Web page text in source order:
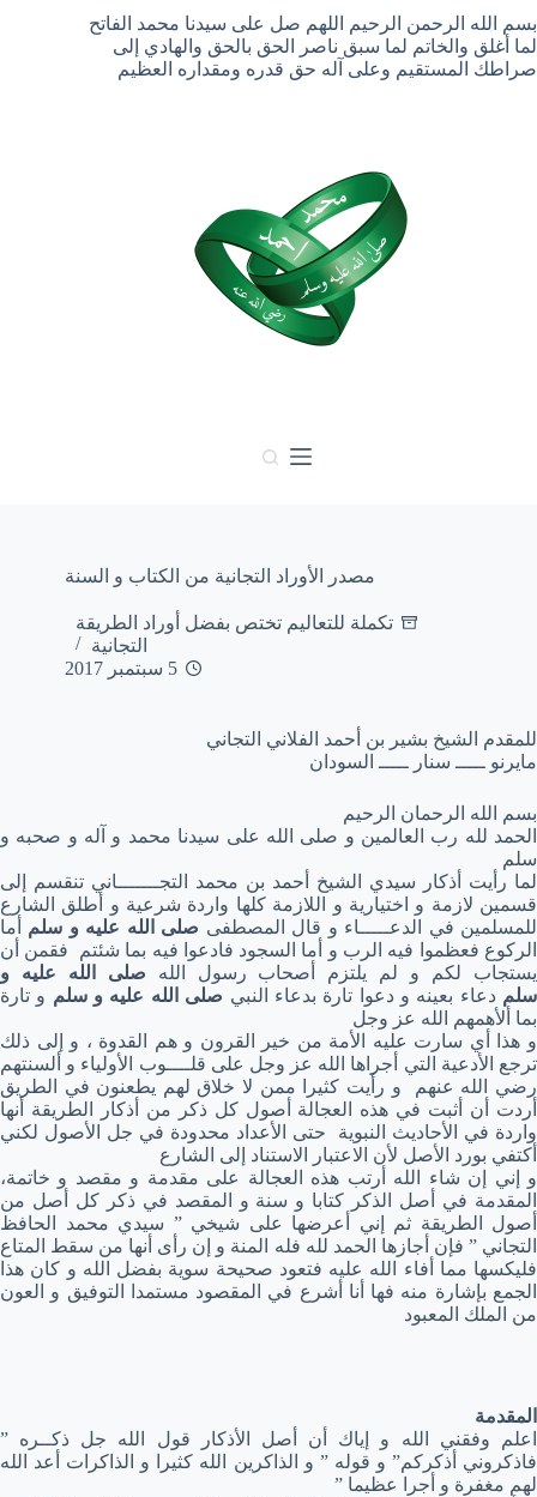
التجاوز
إلى
المحتوى
بسم الله الرحمن الرحيم اللهم صل على سيدنا محمد الفاتح
لما أغلق والخاتم لما سبق ناصر الحق بالحق والهادي إلى
صراطك المستقيم وعلى آله حق قدره ومقداره العظيم
مصدر الأوراد التجانية من الكتاب و السنة
تكملة للتعاليم تختص بفضل أوراد الطريقة
التجانية
5 سبتمبر 2017
للمقدم الشيخ بشير بن أحمد الفلاني التجاني
مايرنو ـــــ سنار ـــــ السودان
بسم الله الرحمان الرحيم
الحمد لله رب العالمين و صلى الله على سيدنا محمد و آله و صحبه و
سلم
لما رأيت أذكار سيدي الشيخ أحمد بن محمد التجـــــــاني تنقسم إلى
قسمين لازمة و اختيارية و اللازمة كلها واردة شرعية و أطلق الشارع
للمسلمين في الدعـــــاء و قال المصطفى صلى الله عليه و سلم أما
الركوع فعظموا فيه الرب و أما السجود فادعوا فيه بما شئتم فقمن أن
يستجاب لكم و لم يلتزم أصحاب رسول الله صلى الله عليه و
سلمدعاء بعينه و دعوا تارة بدعاء النبي صلى الله عليه و سلم و تارة
بما ألأهمهم الله عز وجل
و هذا أي سارت عليه الأمة من خير القرون و هم القدوة ، و إلى ذلك
ترجع الأدعية التي أجراها الله عز وجل على قلــــوب الأولياء و ألسنتهم
رضي الله عنهم و رأيت كثيرا ممن لا خلاق لهم يطعنون في الطريق
أردت أن أثبت في هذه العجالة أصول كل ذكر من أذكار الطريقة أنها
واردة في الأحاديث النبوية حتى الأعداد محدودة في جل الأصول لكني
أكتفي بورد الأصل لأن الاعتبار الاستناد إلى الشارع
و إني إن شاء الله أرتب هذه العجالة على مقدمة و مقصد و خاتمة،
المقدمة في أصل الذكر كتابا و سنة و المقصد في ذكر كل أصل من
أصول الطريقة ثم إني أعرضها على شيخي ” سيدي محمد الحافظ
التجاني ” فإن أجازها الحمد لله فله المنة و إن رأى أنها من سقط المتاع
فليكسها مما أفاء الله عليه فتعود صحيحة سوية بفضل الله و كان هذا
الجمع بإشارة منه فها أنا أشرع في المقصود مستمدا التوفيق و العون
من الملك المعبود
المقدمة
اعلم وفقني الله و إياك أن أصل الأذكار قول الله جل ذكــره ”
فاذكروني أذكركم” و قوله ” و الذاكرين الله كثيرا و الذاكرات أعد الله
لهم مغفرة و أجرا عظيما ”